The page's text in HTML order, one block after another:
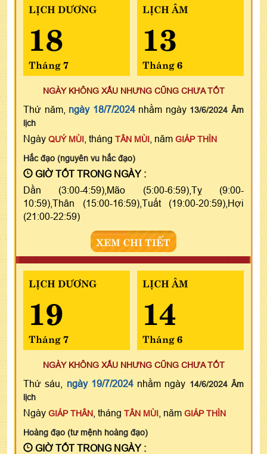
LỊCH DƯƠNG
18
Tháng 7
LỊCH ÂM
13
Tháng 6
NGÀY KHÔNG XẤU NHƯNG CŨNG CHƯA TỐT
Thứ năm, ngày 18/7/2024nhằm ngày 13/6/2024 Âm
lịch
Ngày QUÝ MÙI , tháng TÂN MÙI , năm GIÁP THÌN
Hắc đạo (nguyên vu hắc đạo)
GIỜ TỐT TRONG NGÀY :
Dần (3:00-4:59),Mão (5:00-6:59),Tỵ (9:00-
10:59),Thân (15:00-16:59),Tuất (19:00-20:59),Hợi
(21:00-22:59)
XEM CHI TIẾT
LỊCH DƯƠNG
19
Tháng 7
LỊCH ÂM
14
Tháng 6
NGÀY KHÔNG XẤU NHƯNG CŨNG CHƯA TỐT
Thứ sáu, ngày 19/7/2024nhằm ngày 14/6/2024 Âm
lịch
Ngày GIÁP THÂN , tháng TÂN MÙI , năm GIÁP THÌN
Hoàng đạo (tư mệnh hoàng đạo)
GIỜ TỐT TRONG NGÀY :